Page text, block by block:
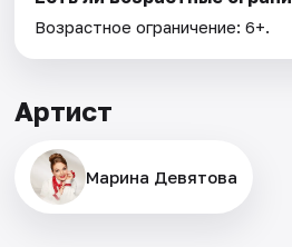
Возрастное ограничение: 6+.
Артист
Марина Девятова